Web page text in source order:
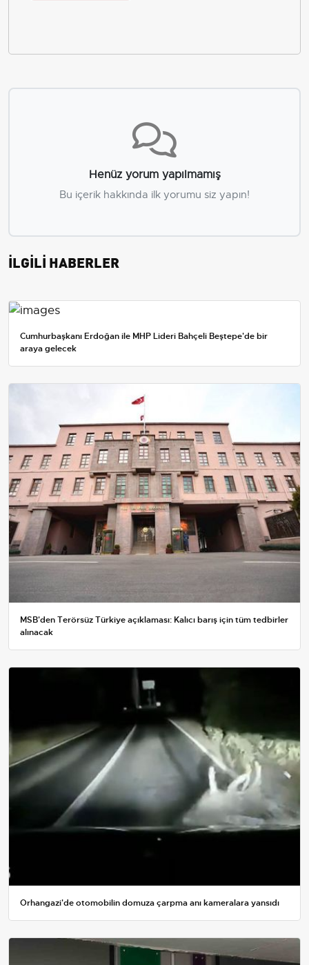
Henüz yorum yapılmamış
Bu içerik hakkında ilk yorumu siz yapın!
İLGİLİ HABERLER
Cumhurbaşkanı Erdoğan ile MHP Lideri Bahçeli Beştepe'de bir
araya gelecek
MSB'den Terörsüz Türkiye açıklaması: Kalıcı barış için tüm tedbirler
alınacak
Orhangazi'de otomobilin domuza çarpma anı kameralara yansıdı